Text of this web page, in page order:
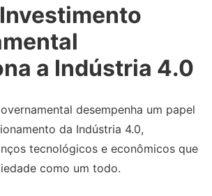
a Indústria 4.0
desempenha um papel
da Indústria 4.0,
tecnológicos e econômicos que
como um todo.